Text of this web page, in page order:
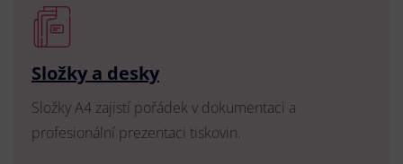
Složky a desky
Složky A4 zajistí pořádek v dokumentaci a
profesionální prezentaci tiskovin.